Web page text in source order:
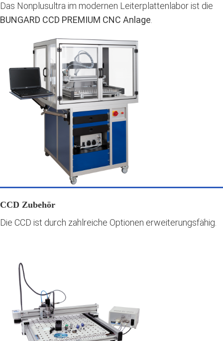
Das Nonplusultra im modernen Leiterplattenlabor ist die
BUNGARD CCD PREMIUM CNC Anlage
CCD Zubehör
Die CCD ist durch zahlreiche Optionen erweiterungsfähig.